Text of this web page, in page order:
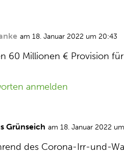
am 18. Januar 2022 um 20:43
60 Millionen € Provision
anmelden
Grünseich am 18. Januar 2022
des Corona-Irr-und-